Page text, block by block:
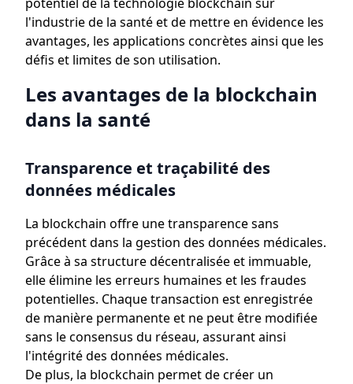
l'industrie de la santé et de mettre en évidence les
avantages, les applications concrètes ainsi que les
défis et limites de son utilisation.
Les avantages de la blockchain
dans la santé
Transparence et traçabilité des
données médicales
La blockchain offre une transparence sans
précédent dans la gestion des données médicales.
Grâce à sa structure décentralisée et immuable,
elle élimine les erreurs humaines et les fraudes
potentielles. Chaque transaction est enregistrée
de manière permanente et ne peut être modifiée
sans le consensus du réseau, assurant ainsi
l'intégrité des données médicales.
De plus, la blockchain permet de créer un